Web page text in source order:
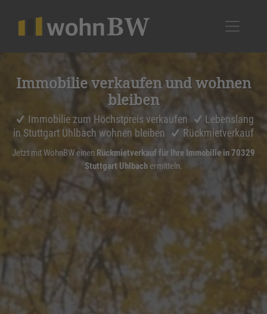
Immobilie verkaufen und wohnen
bleiben
Immobilie zum Höchstpreis verkaufen
Lebenslang
in Stuttgart Uhlbach wohnen bleiben
Rückmietverkauf
Jetzt mit WohnBW einen Rückmietverkauf für Ihre Immobilie in 70329
Stuttgart Uhlbach ermitteln.